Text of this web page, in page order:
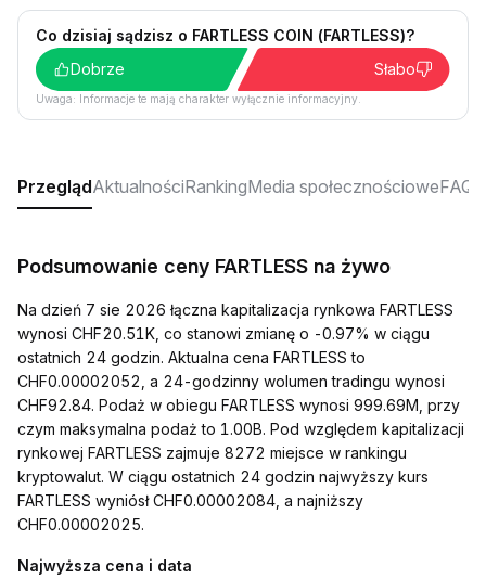
Co dzisiaj sądzisz o FARTLESS COIN (FARTLESS)?
Dobrze
Słabo
Uwaga: Informacje te mają charakter wyłącznie informacyjny.
PrzeglądAktualnościRankingMedia społecznościoweFAQ
Podsumowanie ceny FARTLESS na żywo
Na dzień 7 sie 2026 łączna kapitalizacja rynkowa FARTLESS
wynosi CHF20.51K, co stanowi zmianę o -0.97% w ciągu
ostatnich 24 godzin. Aktualna cena FARTLESS to
CHF0.00002052, a 24-godzinny wolumen tradingu wynosi
CHF92.84. Podaż w obiegu FARTLESS wynosi 999.69M, przy
czym maksymalna podaż to 1.00B. Pod względem kapitalizacji
rynkowej FARTLESS zajmuje 8272 miejsce w rankingu
kryptowalut. W ciągu ostatnich 24 godzin najwyższy kurs
FARTLESS wyniósł CHF0.00002084, a najniższy
CHF0.00002025.
Najwyższa cena i data